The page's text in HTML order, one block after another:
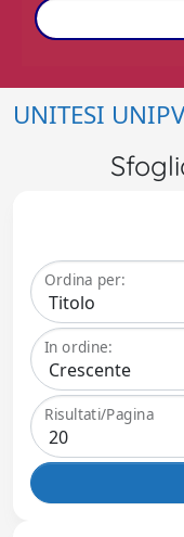
UNITESI UNIPV
Ordina per:
In ordine:
Risultati/Pagina